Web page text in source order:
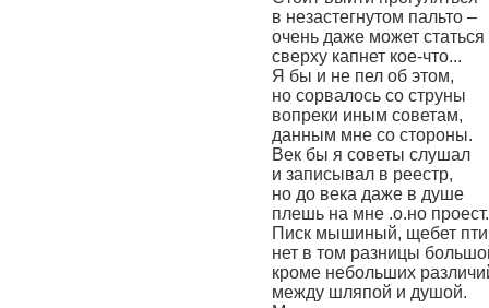
в незастегнутом пальто –
очень даже может статься
сверху капнет кое-что...
Я бы и не пел об этом,
но сорвалось со струны
вопреки иным советам,
данным мне со стороны.
Век бы я советы слушал
и записывал в реестр,
но до века даже в душе
плешь на мне .о.но проест.
Писк мышиный, щебет
нет в том разницы
кроме небольших
между шляпой и душой.